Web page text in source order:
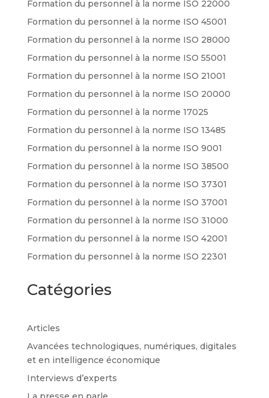
Formation du personnel à la norme ISO 22000
Formation du personnel à la norme ISO 45001
Formation du personnel à la norme ISO 28000
Formation du personnel à la norme ISO 55001
Formation du personnel à la norme ISO 21001
Formation du personnel à la norme ISO 20000
Formation du personnel à la norme 17025
Formation du personnel à la norme ISO 13485
Formation du personnel à la norme ISO 9001
Formation du personnel à la norme ISO 38500
Formation du personnel à la norme ISO 37301
Formation du personnel à la norme ISO 37001
Formation du personnel à la norme ISO 31000
Formation du personnel à la norme ISO 42001
Formation du personnel à la norme ISO 22301
Catégories
Articles
Avancées technologiques, numériques, digitales
et en intelligence économique
Interviews d’experts